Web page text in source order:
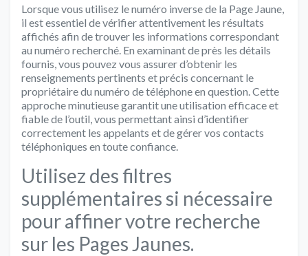
Lorsque vous utilisez le numéro inverse de la Page Jaune,
il est essentiel de vérifier attentivement les résultats
affichés afin de trouver les informations correspondant
au numéro recherché. En examinant de près les détails
fournis, vous pouvez vous assurer d’obtenir les
renseignements pertinents et précis concernant le
propriétaire du numéro de téléphone en question. Cette
approche minutieuse garantit une utilisation efficace et
fiable de l’outil, vous permettant ainsi d’identifier
correctement les appelants et de gérer vos contacts
téléphoniques en toute confiance.
Utilisez des filtres
supplémentaires si nécessaire
pour affiner votre recherche
sur les Pages Jaunes.